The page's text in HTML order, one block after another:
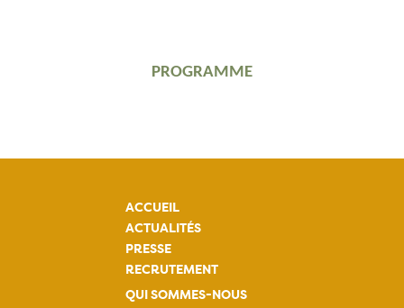
PROGRAMME
ACCUEIL
ACTUALITÉS
PRESSE
RECRUTEMENT
QUI SOMMES-NOUS